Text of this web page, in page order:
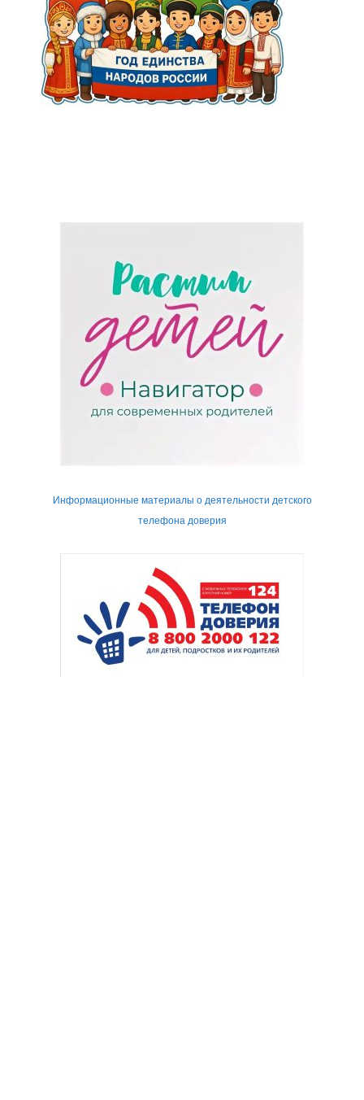
Информационные материалы о деятельности детского
телефона доверия